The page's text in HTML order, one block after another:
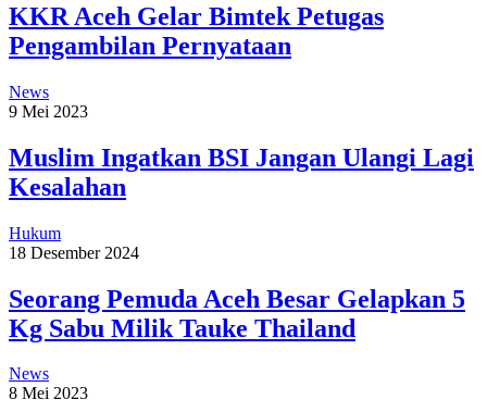
KKR Aceh Gelar Bimtek Petugas
Pengambilan Pernyataan
News
9 Mei 2023
Muslim Ingatkan BSI Jangan Ulangi Lagi
Kesalahan
Hukum
18 Desember 2024
Seorang Pemuda Aceh Besar Gelapkan 5
Kg Sabu Milik Tauke Thailand
News
8 Mei 2023